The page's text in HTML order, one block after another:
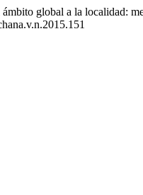
global a la localidad: